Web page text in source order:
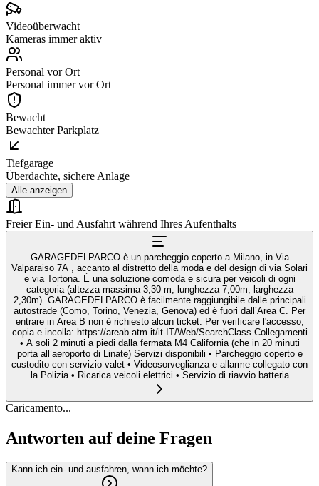
Videoüberwacht
Kameras immer aktiv
Personal vor Ort
Personal immer vor Ort
Bewacht
Bewachter Parkplatz
Tiefgarage
Überdachte, sichere Anlage
Alle anzeigen
Freier Ein- und Ausfahrt während Ihres Aufenthalts
GARAGEDELPARCO è un parcheggio coperto a Milano, in Via
Valparaiso 7A , accanto al distretto della moda e del design di via Solari
e via Tortona. È una soluzione comoda e sicura per veicoli di ogni
categoria (altezza massima 3,30 m, lunghezza 7,00m, larghezza
2,30m). GARAGEDELPARCO è facilmente raggiungibile dalle principali
autostrade (Como, Torino, Venezia, Genova) ed è fuori dall’Area C. Per
entrare in Area B non è richiesto alcun ticket. Per verificare l'accesso,
copia e incolla: https://areab.atm.it/it-IT/Web/SearchClass Collegamenti
• A soli 2 minuti a piedi dalla fermata M4 California (che in 20 minuti
porta all’aeroporto di Linate) Servizi disponibili • Parcheggio coperto e
custodito con servizio valet • Videosorveglianza e allarme collegato con
la Polizia • Ricarica veicoli elettrici • Servizio di riavvio batteria
Caricamento...
Antworten auf deine Fragen
Kann ich ein- und ausfahren, wann ich möchte?